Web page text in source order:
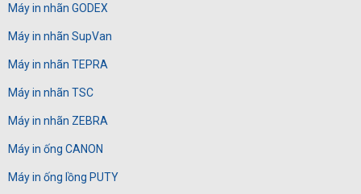
Máy in nhãn GODEX
Máy in nhãn SupVan
Máy in nhãn TEPRA
Máy in nhãn TSC
Máy in nhãn ZEBRA
Máy in ống CANON
Máy in ống lồng PUTY